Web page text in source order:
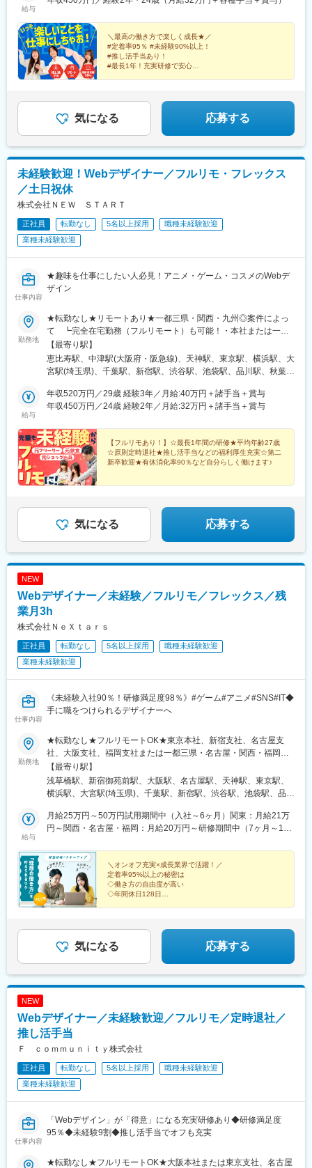
対策あり／オフィス内禁煙
町駅、心斎橋駅、なんば駅(地下鉄)、京橋駅(大阪府)、大阪ビジネ
駅、千里中央駅(大阪モノレール)、虎ノ門駅、みなとみらい駅、さ
いたま新都心駅、浜松町駅、赤坂見附駅、永田町駅、有楽町駅、
新宿三丁目駅、大阪梅田駅(阪急線)、西鉄福岡駅、新高島駅、京成
千葉駅、新宿駅(東京メトロ)、神泉駅、東池袋駅、北品川駅、末広
町駅(東京都)、汐留駅、三越前駅、乃木坂駅、西早稲田駅、京成西
駅、大阪城北詰駅、天王寺駅前駅、福島駅(大阪府・阪神線)、新福
島駅、大阪天満宮駅、千里中央駅(北大阪急行)、本町駅、霞ケ関駅
木一丁目駅、肥後橋駅、長堀橋駅、扇町駅(大阪府)、虎ノ門ヒルズ
駅、竹芝駅、赤坂駅(東京都)、国会議事堂前駅、日比谷駅
給与
＼最高の働き方で楽しく成長★／
#定着率95％ #未経験90%以上！
#推し活手当あり！
#最長1年！充実研修で安心
気になる 応募する
未経験歓迎！Webデザイナー／フルリモ・フレックス
／土日祝休
株式会社ＮＥＷ ＳＴＡＲＴ
正社員 転勤なし 5名以上採用
職種未経験歓迎
業種未経験歓迎
仕事内容
★趣味を仕事にしたい人必見！アニメ・ゲーム・コスメのWebデ
ザイン
勤務地
★転勤なし★リモートあり★一都三県・関西・九州◎案件によっ
て ┗完全在宅勤務（フルリモート）も可能！・本社または一都
三県・関西全域・福岡県各プロジェクト先での勤務となります。
◆ご希望の勤務地を考慮し決定します◆転居を伴う転勤はありま
せん◆U・Iターン支援あり（引越しサポート制度があります）ア
プレイスタワー18階JR「恵比寿駅」東口より直結徒歩5分【大阪
支社】大阪府大阪市北区大深町6-38JR「大阪駅」直結【福岡支
直結◎受動喫煙対策あり：オフィス内禁煙
【最寄り駅】
恵比寿駅、中津駅(大阪府・阪急線)、天神駅、東京駅、横浜駅、大
宮駅(埼玉県)、千葉駅、新宿駅、渋谷駅、池袋駅、品川駅、秋葉原
駅、西船橋駅、新大阪駅、淀屋橋駅、北浜駅(大阪府)、堺筋本町
駅、心斎橋駅、なんば駅(地下鉄)、京橋駅(大阪府)、大阪ビジネス
千里中央駅(大阪モノレール)、虎ノ門駅、みなとみらい駅、さいた
ま新都心駅、浜松町駅、赤坂見附駅、永田町駅、有楽町駅、大阪
梅田駅(阪急線)、西鉄福岡駅、新高島駅、京成千葉駅、新宿駅(東
京メトロ)、神泉駅、東池袋駅、北品川駅、末広町駅(東京都)、汐
留駅、三越前駅、乃木坂駅、西早稲田駅、京成西船駅、東淀川
駅、天王寺駅前駅、福島駅(大阪府・阪神線)、新福島駅、大阪天満
宮駅、千里中央駅(北大阪急行)、本町駅、霞ケ関駅(東京都)、北与
給与
年収520万円／29歳 経験3年／月給:40万円＋諸手当＋賞与
年収450万円／24歳 経験2年／月給:32万円＋諸手当＋賞与
【フルリモあり！】☆最長1年間の研修★平均年齢27歳
☆原則定時退社★推し活手当などの福利厚生充実☆第二
新卒歓迎★有休消化率90％など自分らしく働けます♪
気になる 応募する
NEW
Webデザイナー／未経験／フルリモ／フレックス／残
業月3h
株式会社ＮｅＸｔａｒｓ
正社員 転勤なし 5名以上採用
職種未経験歓迎
業種未経験歓迎
仕事内容
《未経験入社90％！研修満足度98％》#ゲーム#アニメ#SNS#IT◆
手に職をつけられるデザイナーへ
勤務地
★転勤なし★フルリモートOK★東京本社、新宿支社、名古屋支
社、大阪支社、福岡支社または一都三県・名古屋・関西・福岡の
各プロジェクト先◆勤務地・アクセス【本社】東京都台東区浅草
橋2-20-9 ウインド浅草橋ビル4F各線「浅草橋駅」徒歩5分【新宿
支社】東京都新宿区富久町16-15東京メトロ丸ノ内線「新宿御苑前
大阪市北区大深町6‐38JR各線「大阪駅」より徒歩3分【名古屋支
社】愛知県名古屋市西区牛島町6-1 名古屋ルーセントタワー各線
18福岡市営地下鉄空港線「天神駅」直結七隈線「天神南駅」徒歩
5分西鉄天神大牟田線「西鉄福岡（天神）駅」徒歩6分◎受動喫煙
対策あり：オフィス内禁煙◎名古屋・福岡拠点はスタートアップ
募集です！ 整ったサポート体制のもと、 同期と一緒に成長で
きるチャンスです！
【最寄り駅】
浅草橋駅、新宿御苑前駅、大阪駅、名古屋駅、天神駅、東京駅、
横浜駅、大宮駅(埼玉県)、千葉駅、新宿駅、渋谷駅、池袋駅、品川
高田馬場駅、西船橋駅、新大阪駅、淀屋橋駅、北浜駅(大阪府)、堺
筋本町駅、心斎橋駅、なんば駅(地下鉄)、京橋駅(大阪府)、大阪ビ
町駅、千里中央駅(大阪モノレール)、虎ノ門駅、みなとみらい駅、
さいたま新都心駅、浜松町駅、赤坂見附駅、永田町駅、有楽町
駅、金山駅(愛知県)、栄駅(愛知県)、馬喰町駅、新宿三丁目駅、亀
島駅、西鉄福岡駅、新高島駅、京成千葉駅、新宿駅(東京メトロ)、
神泉駅、東池袋駅、北品川駅、末広町駅(東京都)、汐留駅、三越前
なにわ橋駅、四ツ橋駅、ＪＲ難波駅、大阪城北詰駅、天王寺駅前
駅、福島駅(大阪府・阪神線)、新福島駅、大阪天満宮駅、千里中央
駅、赤坂駅(東京都)、国会議事堂前駅、日比谷駅、名鉄名古屋駅、
矢場町駅
給与
月給25万円～50万円試用期間中（入社～6ヶ月）関東：月給21万
円～関西・名古屋・福岡：月給20万円～研修期間中（7ヶ月～12
ンティブ支給あり！┗直近90万円（単月）の支給実績ありプライ
ベートは重視しつつも旅行や生活水準を上げるために今は頑張り
たい！という方にも成果としてお応えします。744万円／29歳
経験5年（月給40万円＋各種手当＋賞与＋インセンティブ）510万
円／25歳 経験3年（月給37万円＋各種手当＋賞与＋インセンテ
インセンティブ）
＼オンオフ充実×成長業界で活躍！／
定着率95%以上の秘密は
◇働き方の自由度が高い
◇年間休日128日
があるから！
気になる 応募する
NEW
Webデザイナー／未経験歓迎／フルリモ／定時退社／
推し活手当
Ｆ ｃｏｍｍｕｎｉｔｙ株式会社
正社員 転勤なし 5名以上採用
職種未経験歓迎
業種未経験歓迎
仕事内容
「Webデザイン」が「得意」になる充実研修あり◆研修満足度
95％◆未経験9割◆推し活手当でオフも充実
★転勤なし★フルリモートOK★大阪本社または東京支社、名古屋